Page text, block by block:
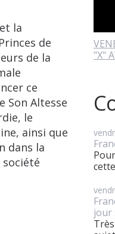
la
de
de la
ce
Son Altesse
le
ainsi que
dans la
"X"
jour